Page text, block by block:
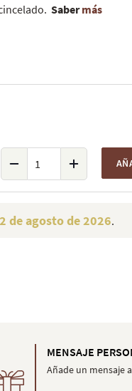
Sabermás
de agosto de 2026.
MENSAJE
Añade un mensaje